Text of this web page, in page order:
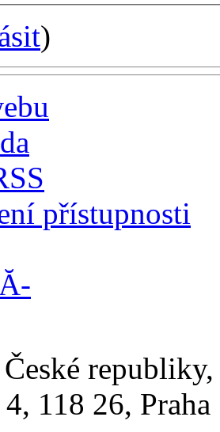
)
přístupnosti
118 26,